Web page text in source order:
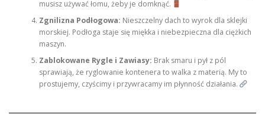
musisz używać łomu, żeby je domknąć.
Zgnilizna Podłogowa: Nieszczelny dach to wyrok dla sklejki
morskiej. Podłoga staje się miękka i niebezpieczna dla ciężkich
maszyn.
Zablokowane Rygle i Zawiasy: Brak smaru i pył z pól
sprawiają, że ryglowanie kontenera to walka z materią. My to
prostujemy, czyścimy i przywracamy im płynność działania.